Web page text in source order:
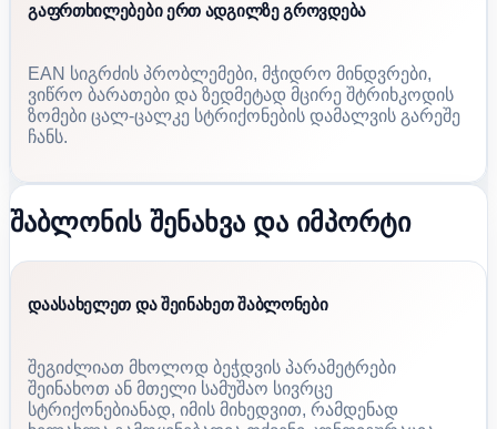
გაფრთხილებები ერთ ადგილზე გროვდება
EAN სიგრძის პრობლემები, მჭიდრო მინდვრები,
ვიწრო ბარათები და ზედმეტად მცირე შტრიხკოდის
ზომები ცალ-ცალკე სტრიქონების დამალვის გარეშე
ჩანს.
შაბლონის შენახვა და იმპორტი
დაასახელეთ და შეინახეთ შაბლონები
შეგიძლიათ მხოლოდ ბეჭდვის პარამეტრები
შეინახოთ ან მთელი სამუშაო სივრცე
სტრიქონებიანად, იმის მიხედვით, რამდენად